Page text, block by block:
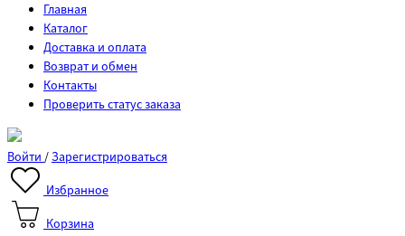
Главная
Каталог
Доставка и оплата
Возврат и обмен
Контакты
Проверить статус заказа
Войти/Зарегистрироваться
Избранное
Корзина